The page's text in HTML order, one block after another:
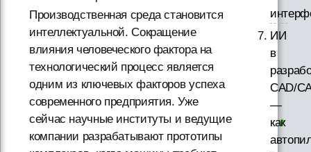
Производственная среда становится
интеллектуальной. Сокращение
влияния человеческого фактора на
технологический процесс является
одним из ключевых факторов успеха
современного предприятия. Уже
сейчас научные институты и ведущие
компании разрабатывают прототипы
ИИ
в
CAD/
—
как